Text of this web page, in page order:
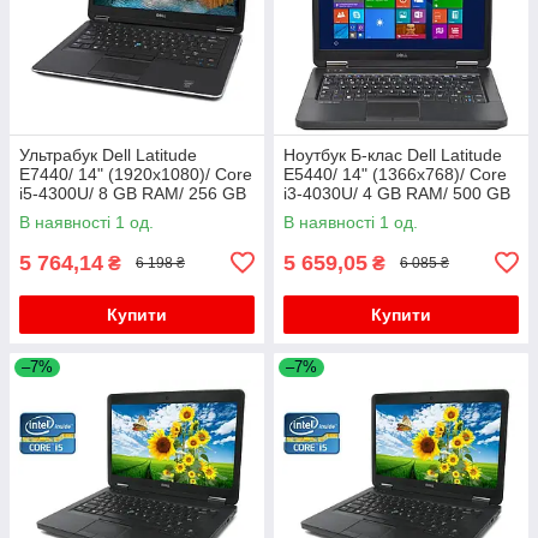
Ультрабук Dell Latitude
E7440/ 14" (1920x1080)/ Core
i5-4300U/ 8 GB RAM/ 256 GB
SSD/ HD 4400/ АКБ 0%
В наявності 1 од.
5 764,14 ₴ 6 198 ₴
Купити
Ноутбук Б-клас Dell Latitude
E5440/ 14" (1366x768)/ Core
i3-4030U/ 4 GB RAM/ 500 GB
HDD/ HD 4400
В наявності 1 од.
5 659,05 ₴ 6 085 ₴
Купити
–7% –7%